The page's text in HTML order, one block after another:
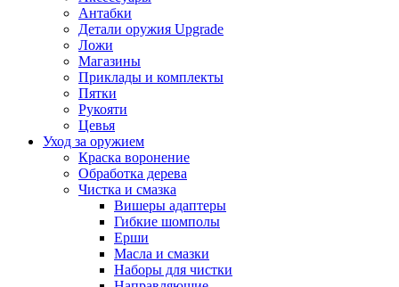
Антабки
Детали оружия Upgrade
Ложи
Магазины
Приклады и комплекты
Пятки
Рукояти
Цевья
Уход за оружием
Краска воронение
Обработка дерева
Чистка и смазка
Вишеры адаптеры
Гибкие шомполы
Ерши
Масла и смазки
Наборы для чистки